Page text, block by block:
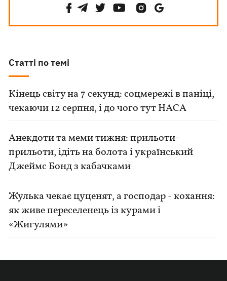
Статті по темі
Кінець світу на 7 секунд: соцмережі в паніці,
чекаючи 12 серпня, і до чого тут НАСА
Анекдоти та меми тижня: прильоти-
прильоти, ідіть на болота і український
Джеймс Бонд з кабачками
Жулька чекає цуценят, а господар - кохання:
як живе переселенець із курами і
«Жигулями»